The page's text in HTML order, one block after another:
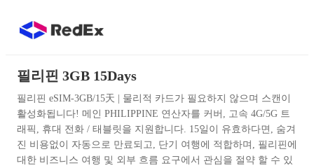
필리핀 3GB 15Days
필리핀 eSIM-3GB/15天 | 물리적 카드가 필요하지 않으며 스캔이
활성화됩니다! 메인 PHILIPPINE 연산자를 커버, 고속 4G/5G 트
래픽, 휴대 전화 / 태블릿을 지원합니다. 15일이 유효하다면, 숨겨
진 비용없이 자동으로 만료되고, 단기 여행에 적합하며, 필리핀에
대한 비즈니스 여행 및 외부 흐름 요구에서 관심을 절약 할 수 있